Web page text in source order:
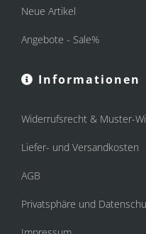
Neue Artikel
Angebote - Sale%
Informationen
Widerrufsrecht & Muster-
Liefer- und Versandkosten
AGB
Privatsphäre und